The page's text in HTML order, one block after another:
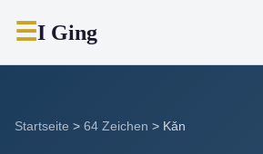
☰I Ging
Startseite > 64 Zeichen > Kǎn